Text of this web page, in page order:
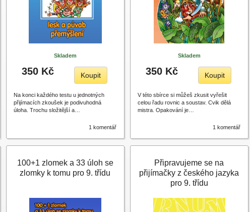
Skladem
350 Kč Koupit
Na konci každého testu u jednotných
přijímacích zkoušek je podivuhodná
úloha. Trochu složitější a…
1 komentář
Skladem
350 Kč Koupit
V této sbírce si můžeš zkusit vyřešit
celou řadu rovnic a soustav. Cvik dělá
mistra. Opakování je…
1 komentář
100+1 zlomek a 33 úloh se
zlomky k tomu pro 9. třídu
Připravujeme se na
přijímačky z českého jazyka
pro 9. třídu